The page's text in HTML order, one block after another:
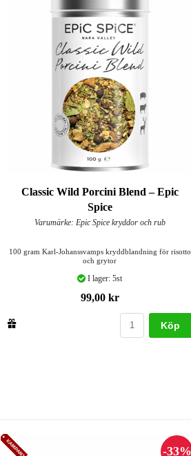
Classic Wild Porcini Blend – Epic
Spice
Varumärke: Epic Spice kryddor och rub
100 gram Karl-Johanssvamps kryddblandning för risotto
och grytor
I lager: 5st
99,00 kr
Köp